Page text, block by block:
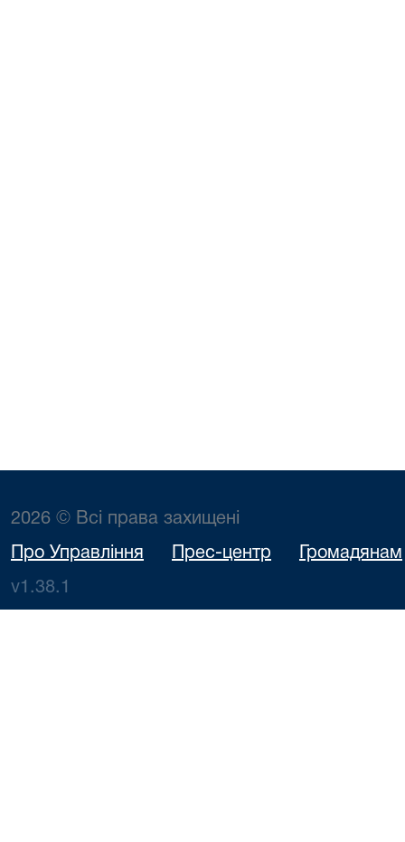
2026 © Всі права захищені
Про Управління Прес-центр Громадянам
v1.38.1